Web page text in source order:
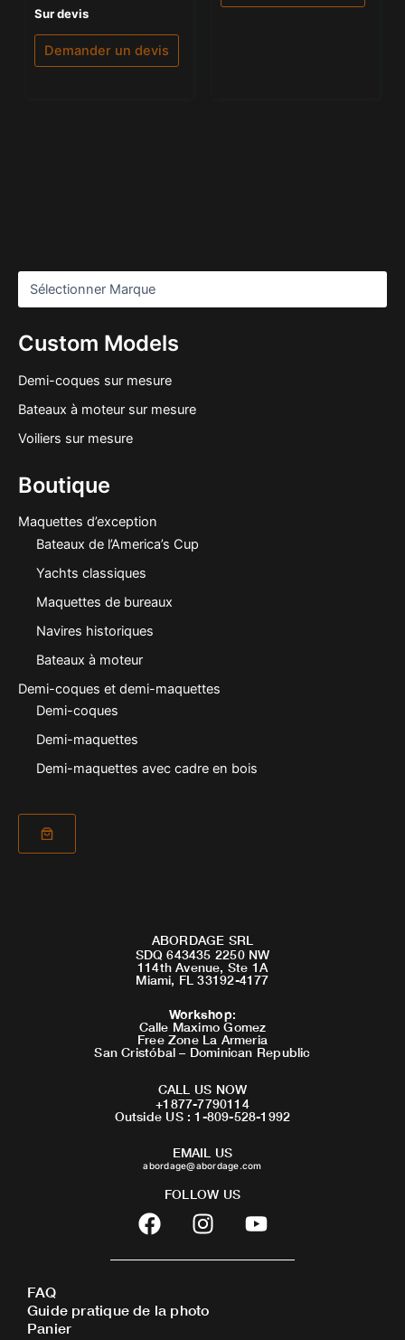
Custom Models
Demi-coques sur mesure
Bateaux à moteur sur mesure
Voiliers sur mesure
Boutique
Maquettes d’exception
Bateaux de l’America’s Cup
Yachts classiques
Maquettes de bureaux
Navires historiques
Bateaux à moteur
Demi-coques et demi-maquettes
Demi-coques
Demi-maquettes
Demi-maquettes avec cadre en bois
Note
0
sur
Sur devis
Demander un devis
ABORDAGE SRL
SDQ 643435 2250 NW
114th Avenue, Ste 1A
Miami, FL 33192-4177
Workshop:
Calle Maximo Gomez
Free Zone La Armeria
San Cristóbal – Dominican Republic
CALL US NOW
+1877-7790114
Outside US : 1-809-528-1992
EMAIL US
abordage@abordage.com
FOLLOW US
F
a
c
b
o
I
n
s
a
g
Y
o
u
FAQ
Guide pratique de la photo
Panier